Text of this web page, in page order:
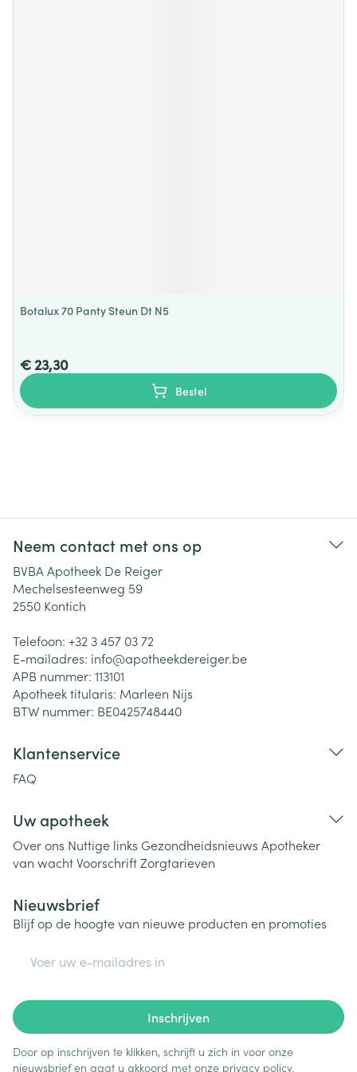
Botalux 70 Panty Steun Dt N5
€ 23,30
Bestel
Neem contact met ons op
BVBA Apotheek De Reiger
Mechelsesteenweg 59
2550 Kontich
Telefoon: +32 3 457 03 72
E-mailadres: info@apotheekdereiger.be
APB nummer: 113101
Apotheek titularis: Marleen Nijs
BTW nummer: BE0425748440
Klantenservice
FAQ
Uw apotheek
Over ons Nuttige links Gezondheidsnieuws Apotheker
van wachtVoorschriftZorgtarieven
Nieuwsbrief
Blijf op de hoogte van nieuwe producten en promoties
Inschrijven
Door op inschrijven te klikken, schrijft u zich in voor onze
nieuwsbrief en gaat u akkoord met onze privacy policy.